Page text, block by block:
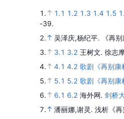
1. 1.1 1.2 1.3 1.4 1.5
-39.
2.
吴泽庆,杨纪平.
《再
3.
3.1 3.2 王树文. 徐志
4.
4.1 4.2 歌剧《再别康
5.
5.1 5.2 歌剧《再别康
6.
6.1 6.2 海外网. 剑桥
7.
潘丽娜,谢灵. 浅析《